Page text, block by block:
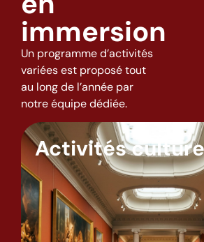
immersion
Un programme d’activités
variées est proposé tout
au long de l’année par
notre équipe dédiée.
Activités